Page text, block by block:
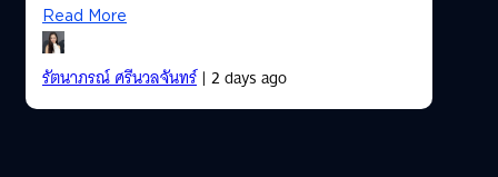
Read More
รัตนาภรณ์ ศรีนวลจันทร์| 2 days ago